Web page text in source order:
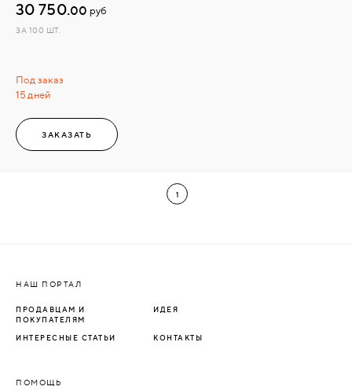
Под заказ
15 дней
30 750.00 руб
ЗА 100 ШТ.
ЗАКАЗАТЬ
1
НАШ ПОРТАЛ
ПРОДАВЦАМ И
ПОКУПАТЕЛЯМ
ИДЕЯ
ИНТЕРЕСНЫЕ СТАТЬИ КОНТАКТЫ
ПОМОЩЬ